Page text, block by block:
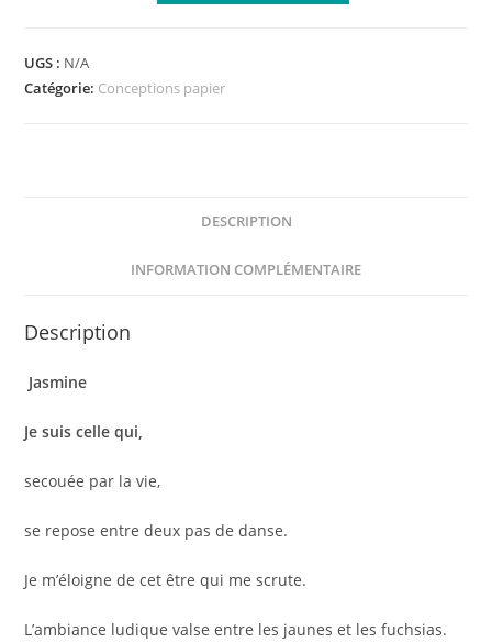
UGS : N/A
Catégorie: Conceptions papier
DESCRIPTION
INFORMATION COMPLÉMENTAIRE
Description
Jasmine
Je suis celle qui,
secouée par la vie,
se repose entre deux pas de danse.
Je m’éloigne de cet être qui me scrute.
L’ambiance ludique valse entre les jaunes et les fuchsias.